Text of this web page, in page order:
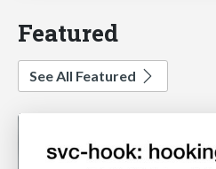
Featured
See All Featured